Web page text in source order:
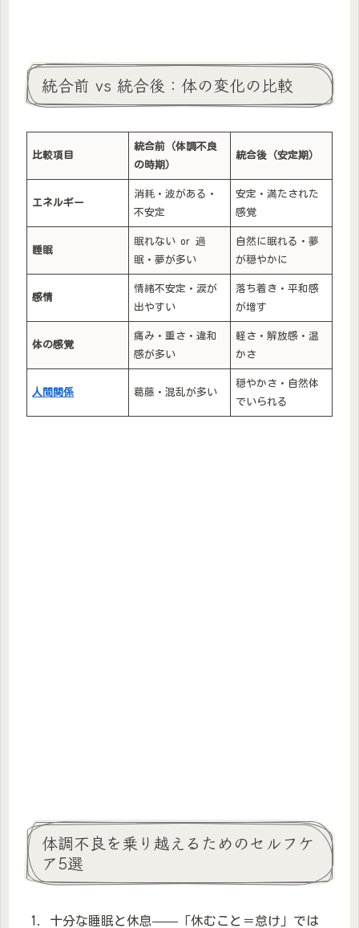
統合前 vs 統合後：体の変化の比較
比較項目
統合前（体調不良
の時期）
統合後（安定期）
エネルギー
消耗・波がある・
不安定
安定・満たされた
感覚
睡眠
眠れない or 過
眠・夢が多い
自然に眠れる・夢
が穏やかに
感情
情緒不安定・涙が
出やすい
落ち着き・平和感
が増す
体の感覚
痛み・重さ・違和
感が多い
軽さ・解放感・温
かさ
人間関係 葛藤・混乱が多い
穏やかさ・自然体
でいられる
体調不良を乗り越えるためのセルフケ
ア5選
十分な睡眠と休息——「休むこと＝怠け」では